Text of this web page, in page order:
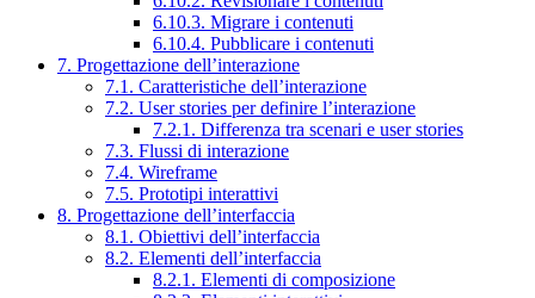
6.10.3. Migrare i contenuti
6.10.4. Pubblicare i contenuti
7. Progettazione dell’interazione
7.1. Caratteristiche dell’interazione
7.2. User stories per definire l’interazione
7.2.1. Differenza tra scenari e user stories
7.3. Flussi di interazione
7.4. Wireframe
7.5. Prototipi interattivi
8. Progettazione dell’interfaccia
8.1. Obiettivi dell’interfaccia
8.2. Elementi dell’interfaccia
8.2.1. Elementi di composizione